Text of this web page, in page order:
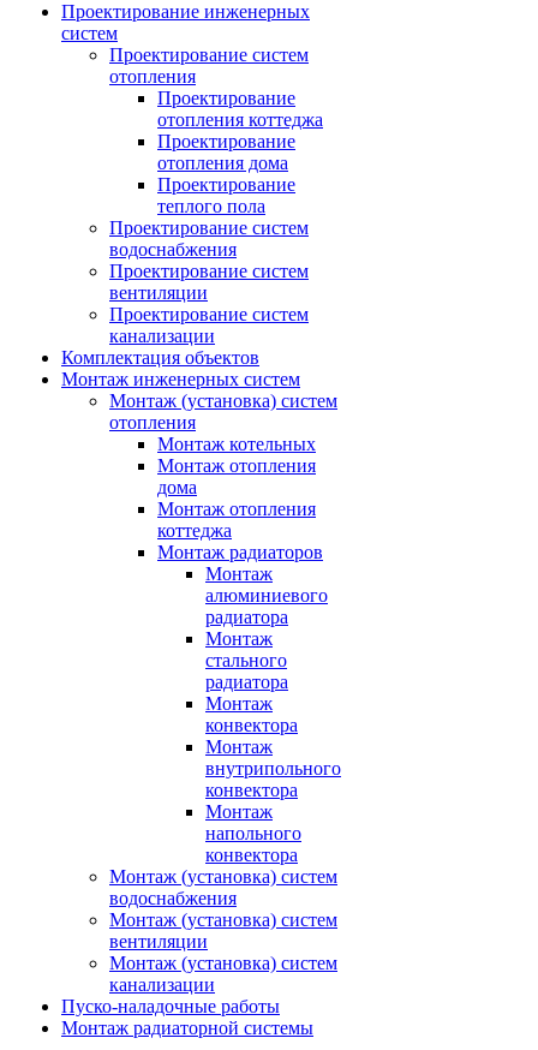
Проектирование инженерных
систем
Проектирование систем
отопления
Проектирование
отопления коттеджа
Проектирование
отопления дома
Проектирование
теплого пола
Проектирование систем
водоснабжения
Проектирование систем
вентиляции
Проектирование систем
канализации
Комплектация объектов
Монтаж инженерных систем
Монтаж (установка) систем
отопления
Монтаж котельных
Монтаж отопления
дома
Монтаж отопления
коттеджа
Монтаж радиаторов
Монтаж
алюминиевого
радиатора
Монтаж
стального
радиатора
Монтаж
конвектора
Монтаж
внутрипольного
конвектора
Монтаж
напольного
конвектора
Монтаж (установка) систем
водоснабжения
Монтаж (установка) систем
вентиляции
Монтаж (установка) систем
канализации
Пуско-наладочные работы
Монтаж радиаторной системы